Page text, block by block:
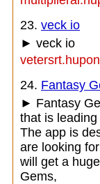
23. veck io
► veck io
24. Fantasy
► Fantasy
that is
The app is
are looking
will get a
Gems,